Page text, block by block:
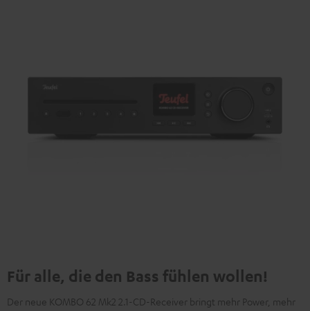
Für alle, die den Bass fühlen wollen!
Der neue KOMBO 62 Mk2 2.1-CD-Receiver bringt mehr Power, mehr